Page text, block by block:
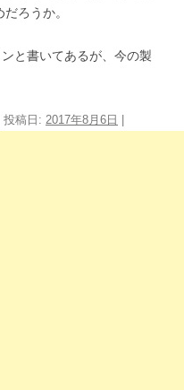
ろうか。
と書いてあるが、今の製
| 投稿日: 2017年8月6日